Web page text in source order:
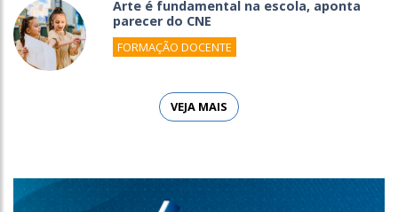
Arte é fundamental na escola, aponta
parecer do CNE
FORMAÇÃO DOCENTE
VEJA MAIS